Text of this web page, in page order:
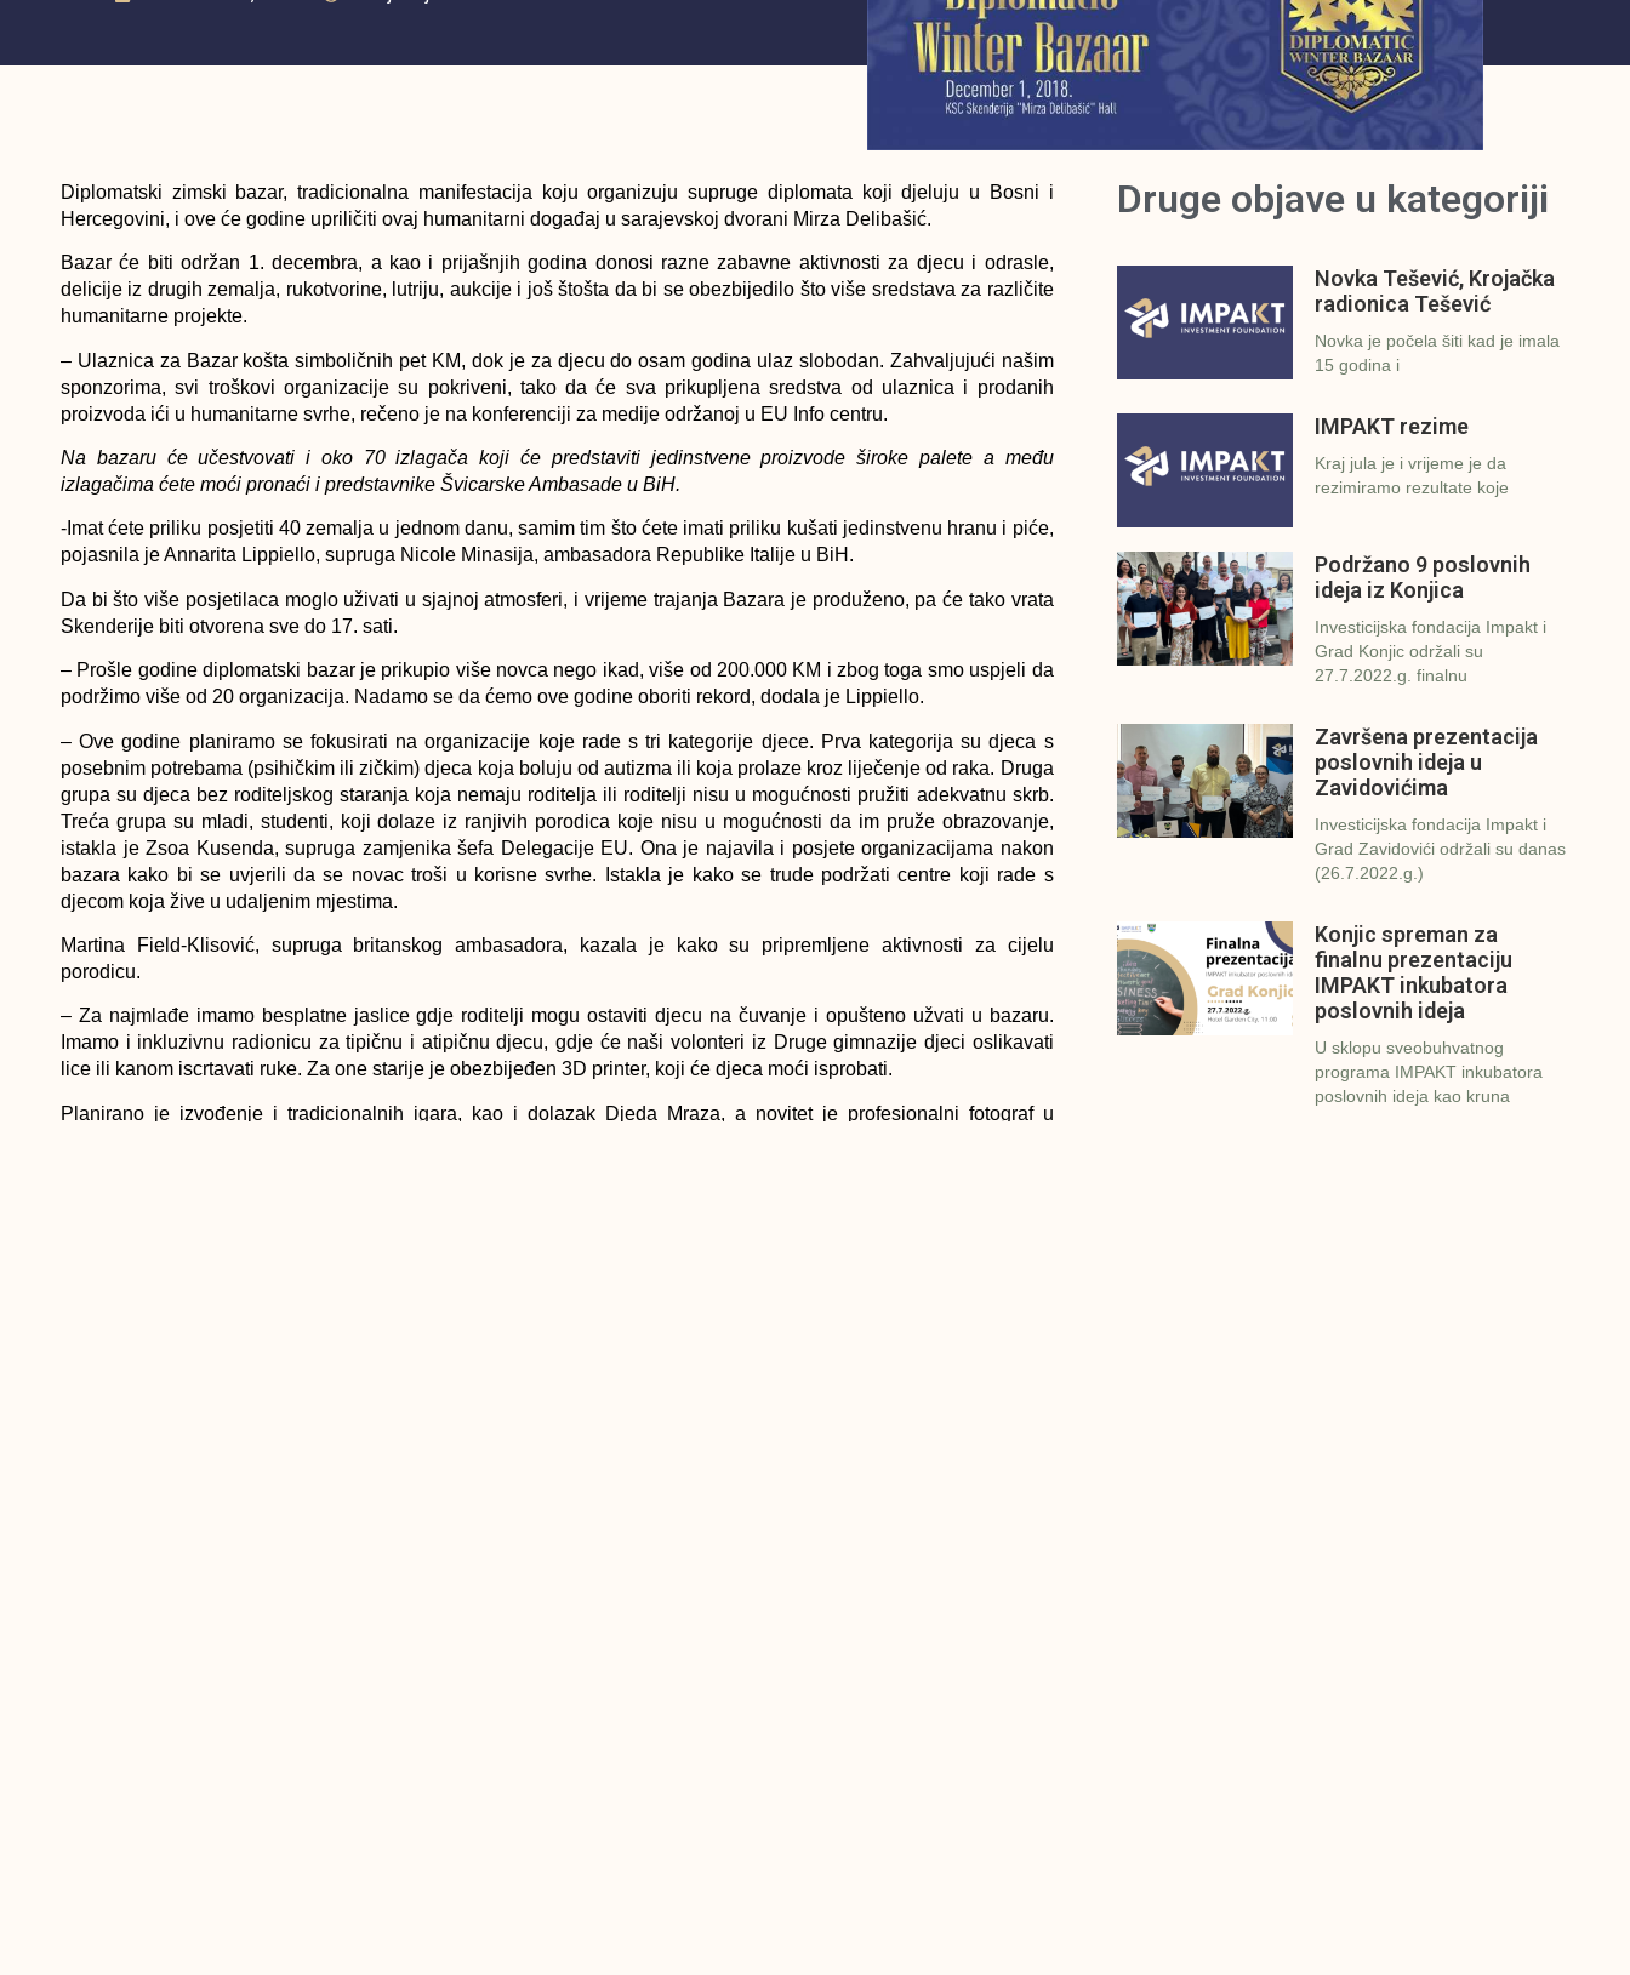
Diplomatski zimski bazar, tradicionalna manifestacija koju organizuju supruge diplomata koji djeluju u Bosni i
Hercegovini, i ove će godine upriličiti ovaj humanitarni događaj u sarajevskoj dvorani Mirza Delibašić.
Bazar će biti održan 1. decembra, a kao i prijašnjih godina donosi razne zabavne aktivnosti za djecu i odrasle,
delicije iz drugih zemalja, rukotvorine, lutriju, aukcije i još štošta da bi se obezbijedilo što više sredstava za različite
humanitarne projekte.
– Ulaznica za Bazar košta simboličnih pet KM, dok je za djecu do osam godina ulaz slobodan. Zahvaljujući našim
sponzorima, svi troškovi organizacije su pokriveni, tako da će sva prikupljena sredstva od ulaznica i prodanih
proizvoda ići u humanitarne svrhe, rečeno je na konferenciji za medije održanoj u EU Info centru.
Na bazaru će učestvovati i oko 70 izlagača koji će predstaviti jedinstvene proizvode široke palete a među
izlagačima ćete moći pronaći i predstavnike Švicarske Ambasade u BiH.
-Imat ćete priliku posjetiti 40 zemalja u jednom danu, samim tim što ćete imati priliku kušati jedinstvenu hranu i piće,
pojasnila je Annarita Lippiello, supruga Nicole Minasija, ambasadora Republike Italije u BiH.
Da bi što više posjetilaca moglo uživati u sjajnoj atmosferi, i vrijeme trajanja Bazara je produženo, pa će tako vrata
Skenderije biti otvorena sve do 17. sati.
– Prošle godine diplomatski bazar je prikupio više novca nego ikad, više od 200.000 KM i zbog toga smo uspjeli da
podržimo više od 20 organizacija. Nadamo se da ćemo ove godine oboriti rekord, dodala je Lippiello.
– Ove godine planiramo se fokusirati na organizacije koje rade s tri kategorije djece. Prva kategorija su djeca s
posebnim potrebama (psihičkim ili zičkim) djeca koja boluju od autizma ili koja prolaze kroz liječenje od raka. Druga
grupa su djeca bez roditeljskog staranja koja nemaju roditelja ili roditelji nisu u mogućnosti pružiti adekvatnu skrb.
Treća grupa su mladi, studenti, koji dolaze iz ranjivih porodica koje nisu u mogućnosti da im pruže obrazovanje,
istakla je ​Zsoa Kusenda, supruga zamjenika šefa Delegacije EU. Ona je najavila i posjete organizacijama nakon
bazara kako bi se uvjerili da se novac troši u korisne svrhe. Istakla je kako se trude podržati centre koji rade s
djecom koja žive u udaljenim mjestima.
Martina Field-Klisović, supruga britanskog ambasadora, kazala je kako su pripremljene aktivnosti za cijelu
porodicu.
– Za najmlađe imamo besplatne jaslice gdje roditelji mogu ostaviti djecu na čuvanje i opušteno užvati u bazaru.
Imamo i inkluzivnu radionicu za tipičnu i atipičnu djecu, gdje će naši volonteri iz Druge gimnazije djeci oslikavati
lice ili kanom iscrtavati ruke. Za one starije je obezbijeđen 3D printer, koji će djeca moći isprobati.
Planirano je izvođenje i tradicionalnih igara, kao i dolazak Djeda Mraza, a novitet je profesionalni fotograf u
Druge objave u kategoriji
Novka Tešević, Krojačka
radionica Tešević
Novka je počela šiti kad je imala
15 godina i
IMPAKT rezime
Kraj jula je i vrijeme je da
rezimiramo rezultate koje
Podržano 9 poslovnih
ideja iz Konjica
Investicijska fondacija Impakt i
Grad Konjic održali su
27.7.2022.g. finalnu
Završena prezentacija
poslovnih ideja u
Zavidovićima
Investicijska fondacija Impakt i
Grad Zavidovići održali su danas
(26.7.2022.g.)
Konjic spreman za
finalnu prezentaciju
IMPAKT inkubatora
poslovnih ideja
U sklopu sveobuhvatnog
programa IMPAKT inkubatora
poslovnih ideja kao kruna